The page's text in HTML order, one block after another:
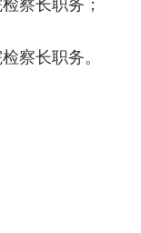
检察长职务；
察长职务。